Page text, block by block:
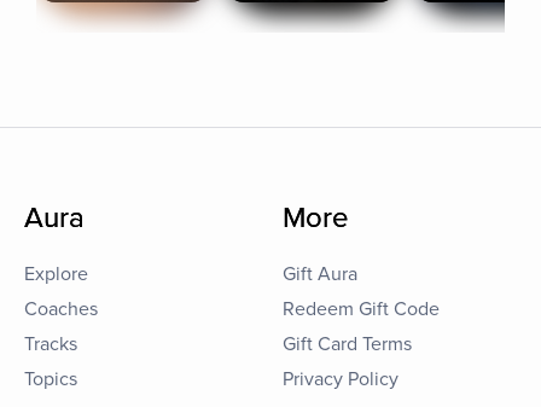
Aura
Explore
Coaches
Tracks
Topics
More
Gift Aura
Redeem Gift Code
Gift Card Terms
Privacy Policy